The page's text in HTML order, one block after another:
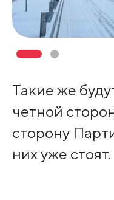
Такие же
четной
сторону
них уже стоят.